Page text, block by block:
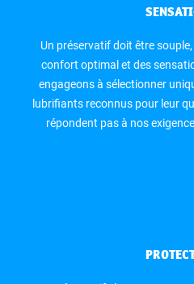
Un préservatif doit être
confort optimal et des
engageons à sélectionner
lubrifiants reconnus pour leur
répondent pas à nos